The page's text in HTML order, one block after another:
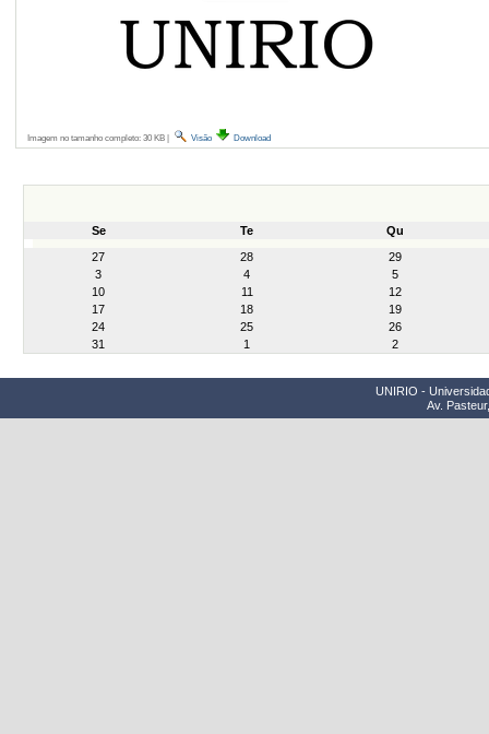
Imagem no tamanho completo: 30 KB| Visão Download
Se Te
Qu
27
28
29
3
4
5
10
11
12
17
18
19
24
25
26
31
1 2
UNIRIO -
Av.